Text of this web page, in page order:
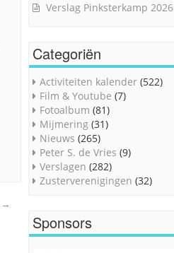
→
Verslag Pinksterkamp 2026
Categoriën
Activiteiten kalender (522)
Film & Youtube (7)
Fotoalbum (81)
Mijmering (31)
Nieuws (265)
Peter S. de Vries (9)
Verslagen (282)
Zusterverenigingen (32)
Sponsors